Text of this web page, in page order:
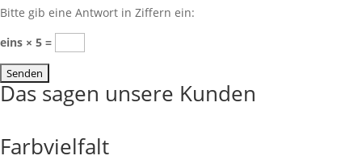
Bitte gib eine Antwort in Ziffern ein:
eins × 5 =
Das sagen unsere Kunden
Farbvielfalt